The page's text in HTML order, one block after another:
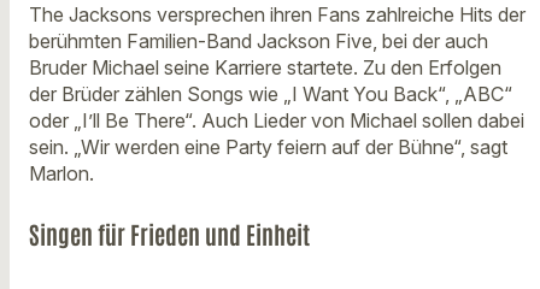
The Jacksons versprechen ihren Fans zahlreiche Hits der
berühmten Familien-Band Jackson Five, bei der auch
Bruder Michael seine Karriere startete. Zu den Erfolgen
der Brüder zählen Songs wie „I Want You Back“, „ABC“
oder „I’ll Be There“. Auch Lieder von Michael sollen dabei
sein. „Wir werden eine Party feiern auf der Bühne“, sagt
Marlon.
Singen für Frieden und Einheit